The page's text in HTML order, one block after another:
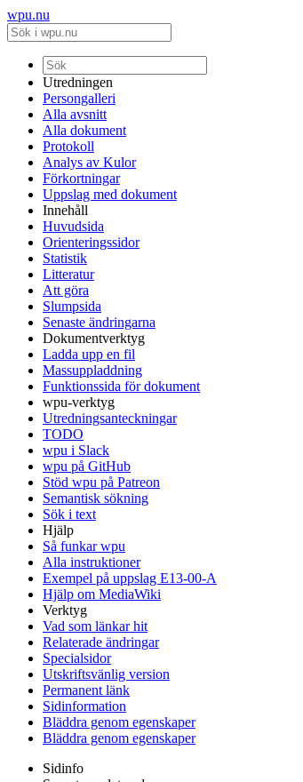
wpu.nu
Utredningen
Persongalleri
Alla avsnitt
Alla dokument
Protokoll
Analys av Kulor
Förkortningar
Uppslag med dokument
Innehåll
Huvudsida
Orienteringssidor
Statistik
Litteratur
Att göra
Slumpsida
Senaste ändringarna
Dokumentverktyg
Ladda upp en fil
Massuppladdning
Funktionssida för dokument
wpu-verktyg
Utredningsanteckningar
TODO
wpu i Slack
wpu på GitHub
Stöd wpu på Patreon
Semantisk sökning
Sök i text
Hjälp
Så funkar wpu
Alla instruktioner
Exempel på uppslag E13-00-A
Hjälp om MediaWiki
Verktyg
Vad som länkar hit
Relaterade ändringar
Specialsidor
Utskriftsvänlig version
Permanent länk
Sidinformation
Bläddra genom egenskaper
Bläddra genom egenskaper
Sidinfo